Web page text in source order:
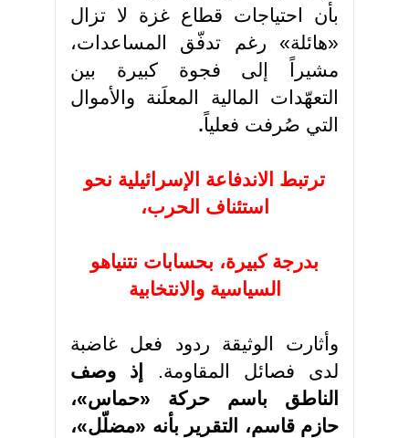
بأن احتياجات قطاع غزة لا تزال
«هائلة» رغم تدفّق المساعدات،
مشيراً إلى فجوة كبيرة بين
التعهّدات المالية المعلَنة والأموال
التي صُرفت فعلياً.
ترتبط الاندفاعة الإسرائيلية نحو
استئناف الحرب،
بدرجة كبيرة، بحسابات نتنياهو
السياسية والانتخابية
وأثارت الوثيقة ردود فعل غاضبة
لدى فصائل المقاومة.
إذ وصف
الناطق باسم حركة «حماس»،
حازم قاسم، التقرير بأنه «مضلّل»،